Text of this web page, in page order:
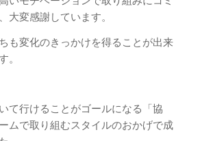
大変感謝しています。
も変化のきっかけを得ることが出来
。
て行けることがゴールになる「協
ムで取り組むスタイルのおかげで成